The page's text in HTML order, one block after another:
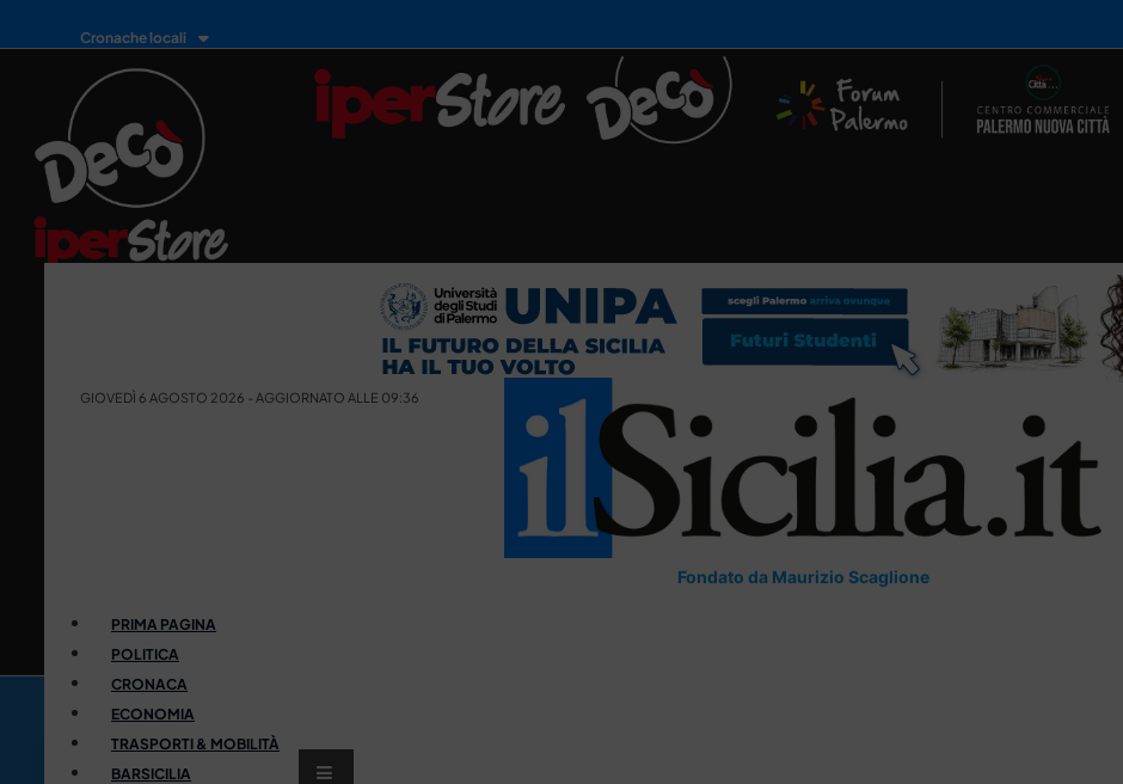
Cronache locali
GIOVEDÌ 6 AGOSTO 2026 - AGGIORNATO ALLE 09:36
Fondato da Maurizio Scaglione
PRIMA PAGINA
POLITICA
CRONACA
ECONOMIA
TRASPORTI & MOBILITÀ
BARSICILIA